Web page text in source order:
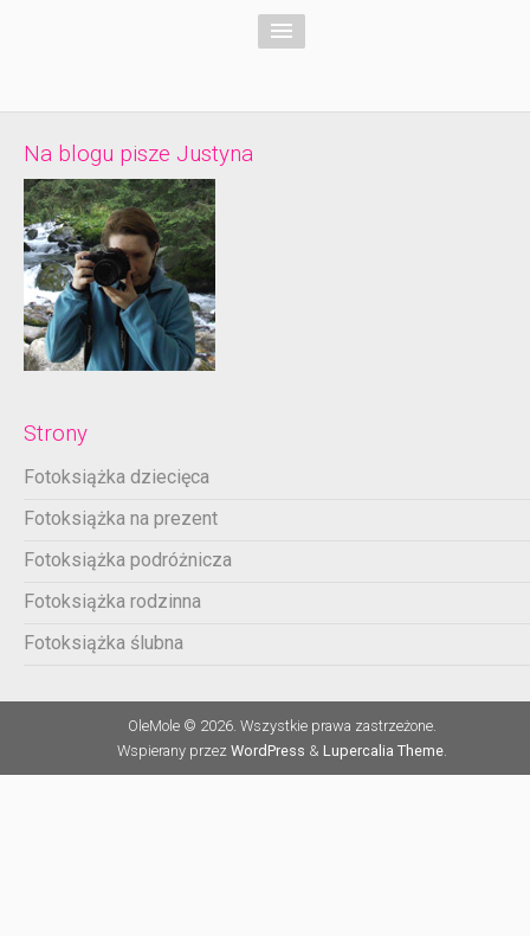
Na blogu pisze Justyna
Strony
Fotoksiążka dziecięca
Fotoksiążka na prezent
Fotoksiążka podróżnicza
Fotoksiążka rodzinna
Fotoksiążka ślubna
OleMole © 2026. Wszystkie prawa zastrzeżone.
Wspierany przez WordPress & Lupercalia Theme.